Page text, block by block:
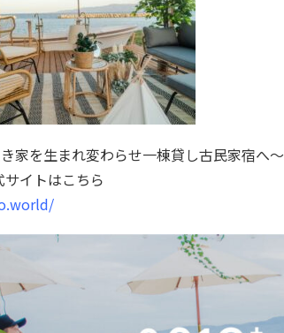
家を生まれ変わらせ一棟貸し古民家宿へ〜
イトはこちら